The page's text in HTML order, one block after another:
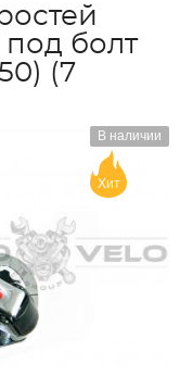
болт
(7
В наличии
Хит